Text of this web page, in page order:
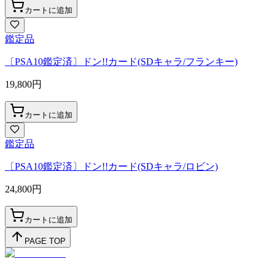
カートに追加
鑑定品
〔PSA10鑑定済〕ドン!!カード(SDキャラ/フランキー)
19,800円
カートに追加
鑑定品
〔PSA10鑑定済〕ドン!!カード(SDキャラ/ロビン)
24,800円
カートに追加
PAGE TOP